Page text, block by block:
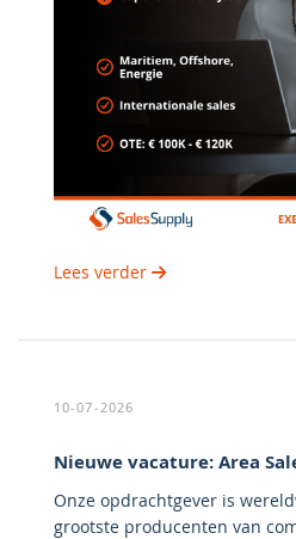
Lees verder
10-07-2026
Nieuwe vacature: Area
Onze opdrachtgever is
grootste producenten van